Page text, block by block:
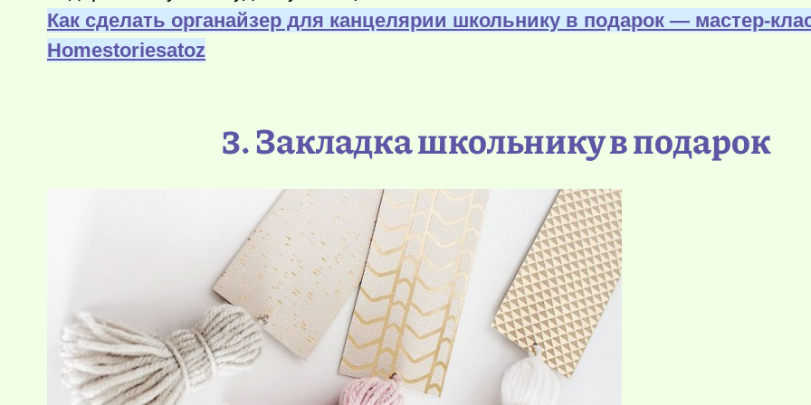
Как сделать органайзер для канцелярии школьнику в подарок — мастер-
Нomestoriesatoz
3. Закладка школьнику в подарок